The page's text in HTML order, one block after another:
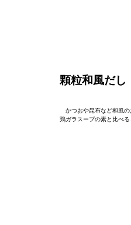
顆粒和風だし
かつおや昆布など和風
鶏ガラスープの素と比べ